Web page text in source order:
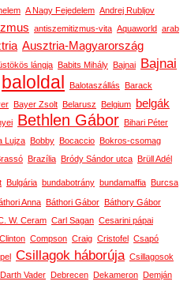
A Nagy Fejedelem Andrej Rubljov
antiszemitizmus-vita Aquaworld arab
Ausztria-Magyarország
lángja Babits Mihály Bajnai Bajnai
baloldal Balotaszállás
Barack
Bayer Zsolt Belarusz Belgium belgák
Bethlen Gábor
Bihari Péter
Lujza Bobby Bocaccio
Bokros-csomag
Brazília Bródy Sándor utca Brüll Adél
Bulgária bundabotrány bundamaffia Burcsa
Anna Báthori Gábor
Báthory Gábor
W. Ceram Carl Sagan Cesarini pápai
Clinton Compson Craig Cristofel
Csapó
Csillagok háborúja Csillagosok
Darth Vader Debrecen Dekameron
Demján